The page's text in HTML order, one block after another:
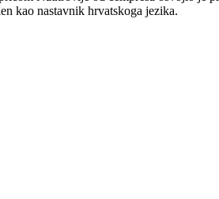
kao nastavnik hrvatskoga jezika.